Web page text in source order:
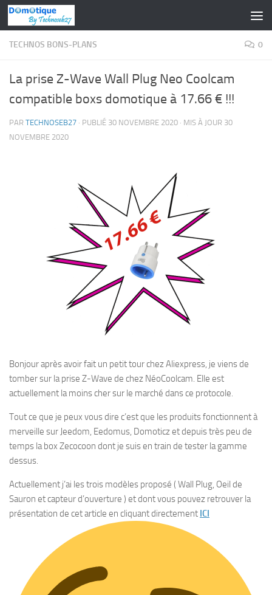
Skip to content
TECHNOS BONS-PLANS 0
La prise Z-Wave Wall Plug Neo Coolcam
compatible boxs domotique à 17.66 € !!!
PAR TECHNOSEB27 · PUBLIÉ 30 NOVEMBRE 2020 · MIS À JOUR 30
NOVEMBRE 2020
Bonjour après avoir fait un petit tour chez Aliexpress, je viens de
tomber sur la prise Z-Wave de chez NéoCoolcam. Elle est
actuellement la moins cher sur le marché dans ce protocole.
Tout ce que je peux vous dire c’est que les produits fonctionnent à
merveille sur Jeedom, Eedomus, Domoticz et depuis très peu de
temps la box Zecocoon dont je suis en train de tester la gamme
dessus.
Actuellement j’ai les trois modèles proposé ( Wall Plug, Oeil de
Sauron et capteur d’ouverture ) et dont vous pouvez retrouver la
présentation de cet article en cliquant directement ICI